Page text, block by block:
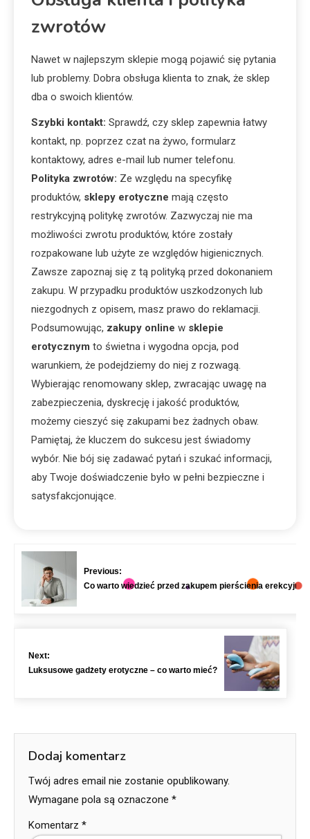
zwrotów
Nawet w najlepszym sklepie mogą pojawić się pytania
lub problemy. Dobra obsługa klienta to znak, że sklep
dba o swoich klientów.
Szybki kontakt: Sprawdź, czy sklep zapewnia łatwy
kontakt, np. poprzez czat na żywo, formularz
kontaktowy, adres e-mail lub numer telefonu.
Polityka zwrotów: Ze względu na specyfikę
produktów, sklepy erotyczne mają często
restrykcyjną politykę zwrotów. Zazwyczaj nie ma
możliwości zwrotu produktów, które zostały
rozpakowane lub użyte ze względów higienicznych.
Zawsze zapoznaj się z tą polityką przed dokonaniem
zakupu. W przypadku produktów uszkodzonych lub
niezgodnych z opisem, masz prawo do reklamacji.
Podsumowując, zakupy online w sklepie
erotycznym to świetna i wygodna opcja, pod
warunkiem, że podejdziemy do niej z rozwagą.
Wybierając renomowany sklep, zwracając uwagę na
zabezpieczenia, dyskrecję i jakość produktów,
możemy cieszyć się zakupami bez żadnych obaw.
Pamiętaj, że kluczem do sukcesu jest świadomy
wybór. Nie bój się zadawać pytań i szukać informacji,
aby Twoje doświadczenie było w pełni bezpieczne i
satysfakcjonujące.
Previous:
Co warto wiedzieć przed zakupem pierścienia
Next:
Luksusowe gadżety erotyczne – co warto mieć?
Dodaj komentarz
Twój adres email nie zostanie opublikowany.
Wymagane pola są oznaczone *
Komentarz *